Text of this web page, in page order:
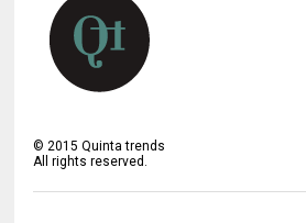
© 2015 Quinta trends
All rights reserved.